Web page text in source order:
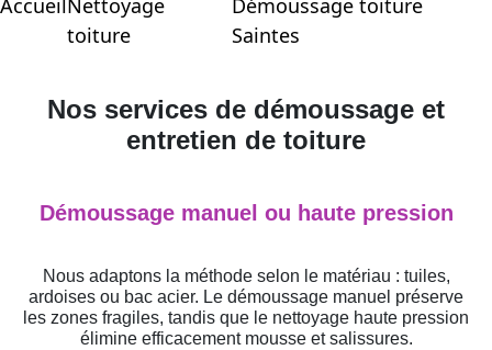
AccueilNettoyage
toiture
Démoussage toiture
Saintes
Nos services de démoussage et
entretien de toiture
Démoussage manuel ou haute pression
Nous adaptons la méthode selon le matériau : tuiles,
ardoises ou bac acier. Le démoussage manuel préserve
les zones fragiles, tandis que le nettoyage haute pression
élimine efficacement mousse et salissures.